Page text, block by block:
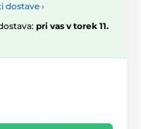
dostave ›
pri vas v torek 11.